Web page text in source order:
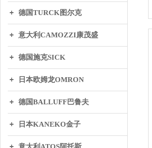
德国TURCK图尔克
意大利CAMOZZI康茂盛
德国施克SICK
日本欧姆龙OMRON
德国BALLUFF巴鲁夫
日本KANEKO金子